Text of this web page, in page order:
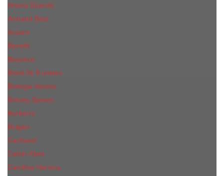
Ariana Grande
Armand Basi
Azzaro
Benefit
Beyonce
Bond № 9 unisex
Bottega Veneta
Britney Spears
Burberry
Bvlgari
Cacharel
Calvin Klein
Carolina Herrera